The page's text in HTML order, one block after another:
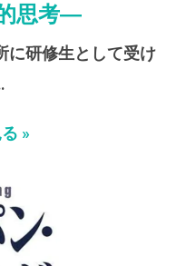
思考―
に研修生として受け
»